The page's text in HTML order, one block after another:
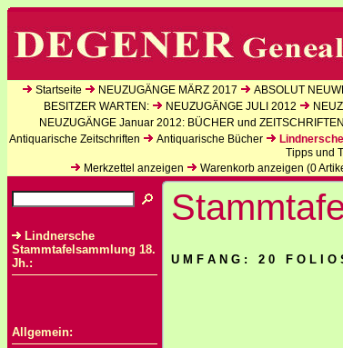
Startseite NEUZUGÄNGE MÄRZ 2017 ABSOLUT
BESITZER WARTEN:
NEUZUGÄNGE JULI 2012
NEUZUGÄNGE Januar 2012: BÜCHER und ZEITSCHRIFTEN
Antiquarische Zeitschriften
Antiquarische Bücher
Tipps und
Merkzettel anzeigen
Warenkorb anzeigen (0
Lindnersche
Stammtafelsammlung 18.
Jh.:
Allgemein:
U M F A N G : 2 0 F O L I O